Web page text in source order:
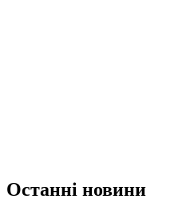
Останні новини